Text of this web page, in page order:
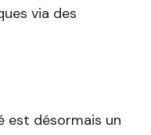
via des
est désormais un